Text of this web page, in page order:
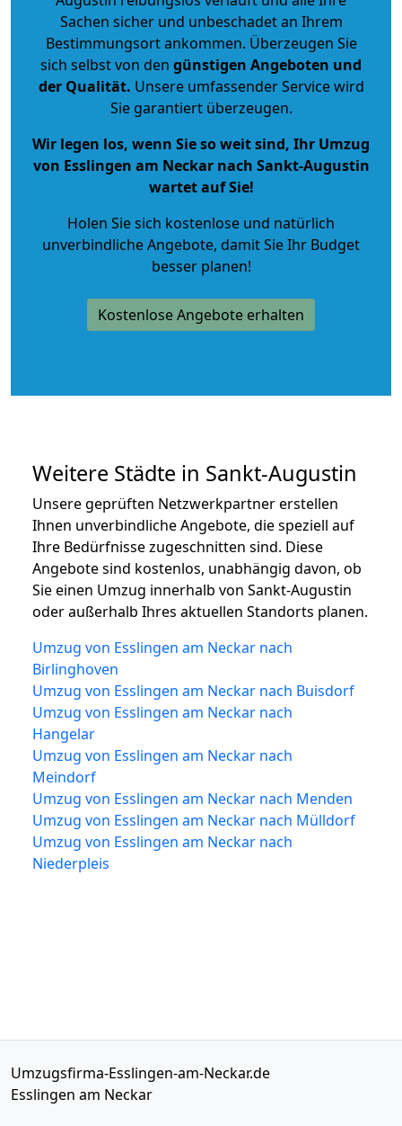
Sachen sicher und unbeschadet an Ihrem
Bestimmungsort ankommen. Überzeugen Sie
sich selbst von den günstigen Angeboten und
der Qualität. Unsere umfassender Service wird
Sie garantiert überzeugen.
Wir legen los, wenn Sie so weit sind, Ihr Umzug
von Esslingen am Neckar nach Sankt-Augustin
wartet auf Sie!
Holen Sie sich kostenlose und natürlich
unverbindliche Angebote, damit Sie Ihr Budget
besser planen!
Kostenlose Angebote erhalten
Weitere Städte in Sankt-Augustin
Unsere geprüften Netzwerkpartner erstellen
Ihnen unverbindliche Angebote, die speziell auf
Ihre Bedürfnisse zugeschnitten sind. Diese
Angebote sind kostenlos, unabhängig davon, ob
Sie einen Umzug innerhalb von Sankt-Augustin
oder außerhalb Ihres aktuellen Standorts planen.
Umzug von Esslingen am Neckar nach
Birlinghoven
Umzug von Esslingen am Neckar nach Buisdorf
Umzug von Esslingen am Neckar nach
Hangelar
Umzug von Esslingen am Neckar nach
Meindorf
Umzug von Esslingen am Neckar nach Menden
Umzug von Esslingen am Neckar nach Mülldorf
Umzug von Esslingen am Neckar nach
Niederpleis
Umzugsfirma-Esslingen-am-Neckar.de
Esslingen am Neckar